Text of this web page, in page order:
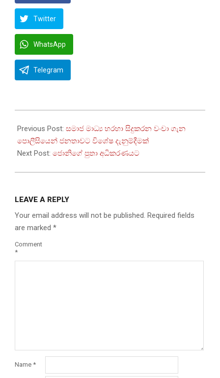
Twitter
WhatsApp
Telegram
12-
31
Previous Post: සමාජ මාධ්‍ය හරහා සිදුකරන වංචා ගැන
පොලීසියෙන් ජනතාවට විශේෂ දැනුම්දීමක්
Next Post: ජොනිගේ පුතා අධිකරණයට
LEAVE A REPLY
Your email address will not be published. Required fields
are marked *
Comment
*
Name *